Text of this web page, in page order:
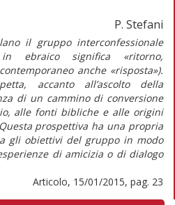
P. Stefani
il gruppo interconfessionale
ebraico significa «ritorno,
anche «risposta»).
accanto all’ascolto della
di un cammino di conversione
alle fonti bibliche e alle origini
prospettiva ha una propria
gli obiettivi del gruppo in modo
di amicizia o di dialogo
Articolo, 15/01/2015, pag. 23